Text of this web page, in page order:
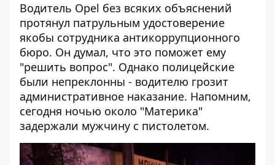
Водитель Opel без всяких объяснений
протянул патрульным удостоверение
якобы сотрудника антикоррупционного
бюро. Он думал, что это поможет ему
"решить вопрос". Однако полицейские
были непреклонны - водителю грозит
административное наказание. Напомним,
сегодня ночью около "Материка"
задержали мужчину с пистолетом.